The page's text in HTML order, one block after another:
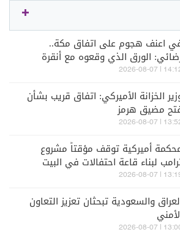
اعنف هجوم على اتفاق مكة..
الورق الذي وقعوه مع أنقرة
آباد لن يمنحهم الأمان 14:12 | 2026-
الخزانة الأميركي: اتفاق قريب بشأن
مضيق هرمز
13:52 | 2026-
أميركية توقف مؤقتاً مشروع
لبناء قاعة احتفالات في البيت
13:19 | 2026-
والسعودية تبحثان تعزيز التعاون
13:00 | 2026-